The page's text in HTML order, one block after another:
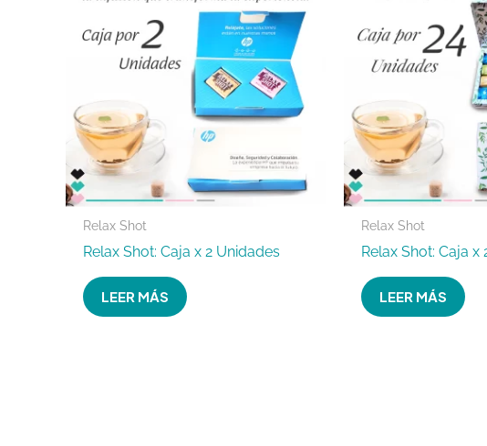
Relax Shot
Relax Shot: Caja x 2 Unidades
LEER MÁS
Relax Shot
Relax Shot: Caja x
LEER MÁS